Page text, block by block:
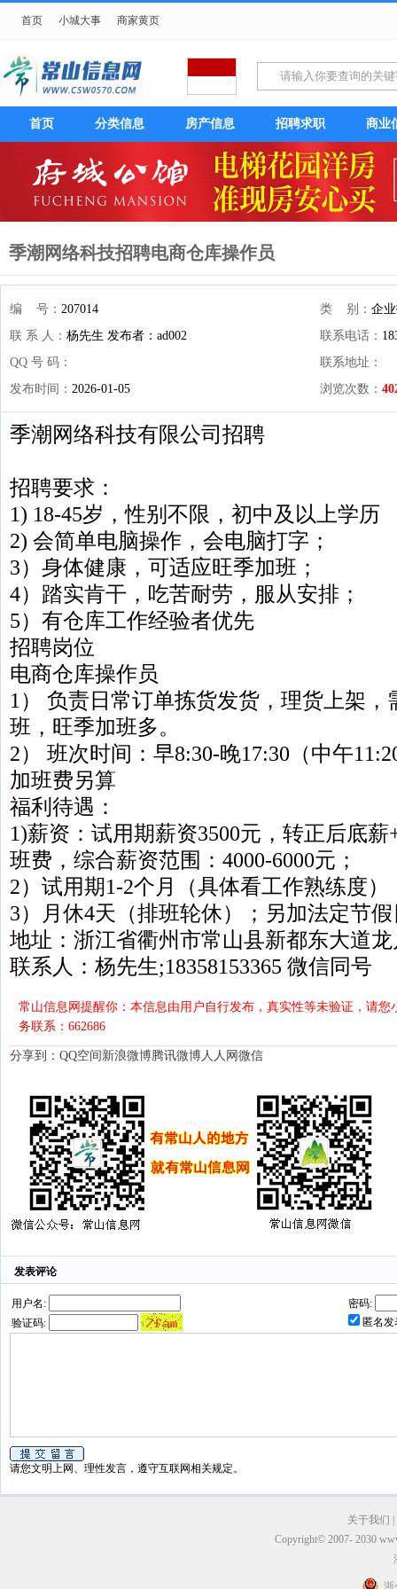
首页 小城大事 商家黄页
首页 分类信息 房产信息 招聘求职 商业
季潮网络科技招聘电商仓库操作员
编 号： 207014 类 别： 企
联 系 人： 杨先生 发布者：ad002 联系电话：
QQ 号 码：
联系地址：
发布时间： 2026-01-05 浏览次数：
季潮网络科技有限公司招聘
招聘要求：
1) 18-45岁，性别不限，初中及以上学历
2) 会简单电脑操作，会电脑打字；
3）身体健康，可适应旺季加班；
4）踏实肯干，吃苦耐劳，服从安排；
5）有仓库工作经验者优先
招聘岗位
电商仓库操作员
1） 负责日常订单拣货发货，理货上架
班，旺季加班多。
2） 班次时间：早8:30-晚17:30（中午
加班费另算
福利待遇：
1)薪资：试用期薪资3500元，转正后底
班费，综合薪资范围：4000-6000元；
2）试用期1-2个月（具体看工作熟练度）
3）月休4天（排班轮休）；另加法定节
地址：浙江省衢州市常山县新都东大道
联系人：杨先生;18358153365 微信同号
常山信息网提醒你：本信息由用户自行发布，真实性等未验证，请
务联系：662686
分享到： QQ空间 新浪微博腾讯微博人人网 微信
发表评论
用户名:
密码:
验证码:
匿名发
请您文明上网、理性发言，遵守互联网相关规定。
关于我们
Copyright© 2007- 2030
浙